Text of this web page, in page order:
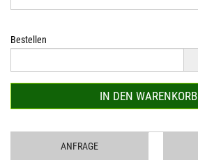
Bestellen
IN DEN WARENKORB
ANFRAGE